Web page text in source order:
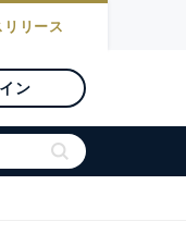
リリース
ン